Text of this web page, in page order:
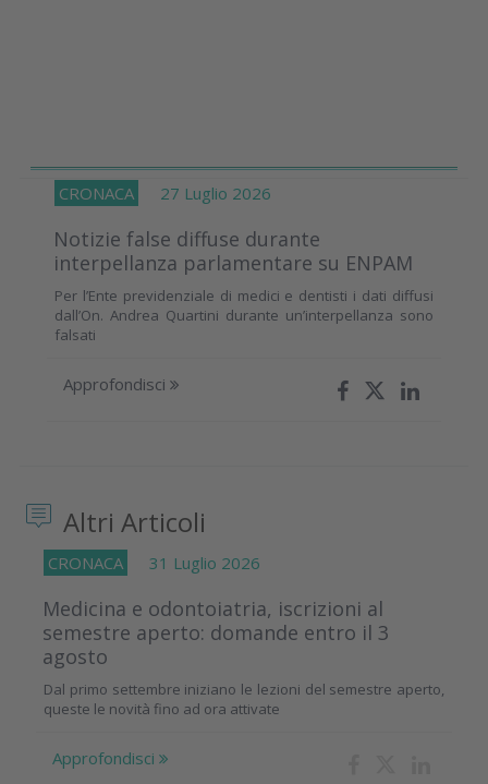
CRONACA 27 Luglio 2026
Notizie false diffuse durante
interpellanza parlamentare su ENPAM
Per l’Ente previdenziale di medici e dentisti i dati diffusi
dall’On. Andrea Quartini durante un’interpellanza sono
falsati
Approfondisci
Altri Articoli
CRONACA 31 Luglio 2026
Medicina e odontoiatria, iscrizioni al
semestre aperto: domande entro il 3
agosto
Dal primo settembre iniziano le lezioni del semestre aperto,
queste le novità fino ad ora attivate
Approfondisci